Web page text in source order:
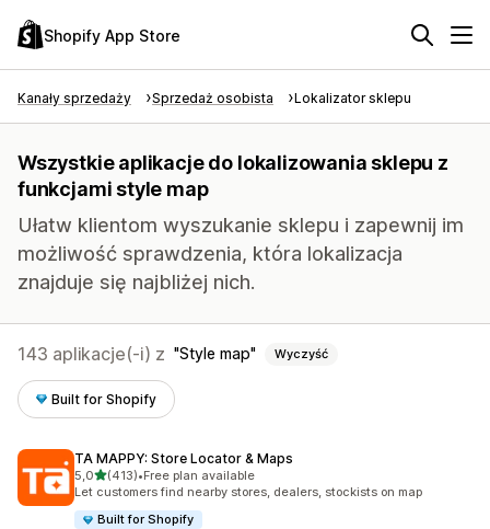
Shopify App Store
Kanały sprzedaży Sprzedaż osobista Lokalizator sklepu
Wszystkie aplikacje do lokalizowania sklepu z
funkcjami style map
Ułatw klientom wyszukanie sklepu i zapewnij im
możliwość sprawdzenia, która lokalizacja
znajduje się najbliżej nich.
143 aplikacje(-i) z Style map Wyczyść
Built for Shopify
TA MAPPY: Store Locator & Maps
5,0na 5 gwiazdek
(413)
Łączna liczba recenzji: 413
•Free plan available
Let customers find nearby stores, dealers, stockists on map
Built for Shopify